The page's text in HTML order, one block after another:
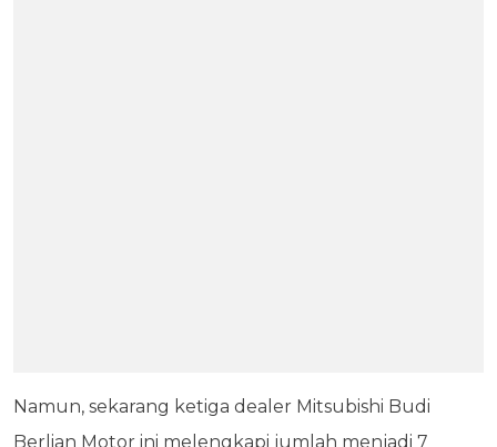
Namun, sekarang ketiga dealer Mitsubishi Budi
Berlian Motor ini melengkapi jumlah menjadi 7